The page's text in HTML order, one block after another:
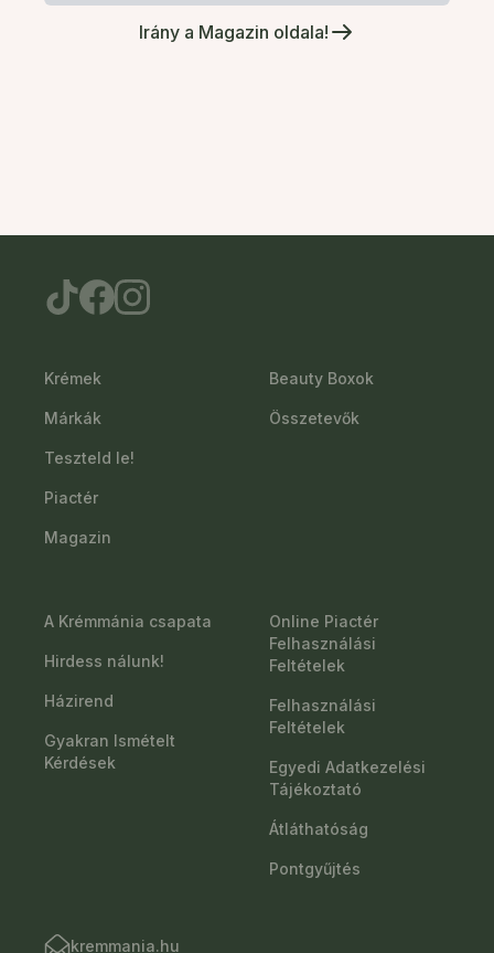
Irány a Magazin oldala!
Krémek
Márkák
Teszteld le!
Piactér
Magazin
Beauty Boxok
Összetevők
A Krémmánia csapata
Hirdess nálunk!
Házirend
Gyakran Ismételt
Kérdések
Online Piactér
Felhasználási
Feltételek
Felhasználási
Feltételek
Egyedi Adatkezelési
Tájékoztató
Átláthatóság
Pontgyűjtés
kremmania.hu